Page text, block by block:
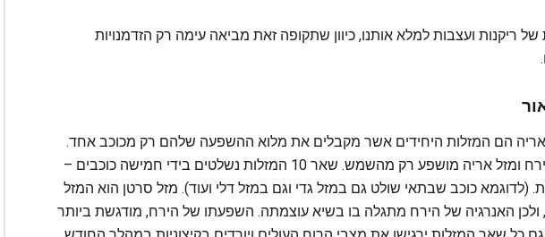
ריקנות ועצבות למלא אותנו, כיוון שתקופה זאת מביאה עימה רק הזדמנויות
הם המזלות היחידים אשר מקבלים את מלוא ההשפעה שלהם רק מכוכב אחד.
מזל סרטן מושפע רק מהירח ומזל אריה מושפע רק מהשמש. שאר 10 המזלות נשלטים בידי חמישה כוכבים –
(לדוגמא כוכב שבתאי שולט גם במזל גדי וגם במזל דלי ועוד). מזל סרטן הוא המזל
ולכן האנרגיה של הירח מתגלה בו בשיא עוצמתה. השפעתו של הירח, מודגשת ביותר